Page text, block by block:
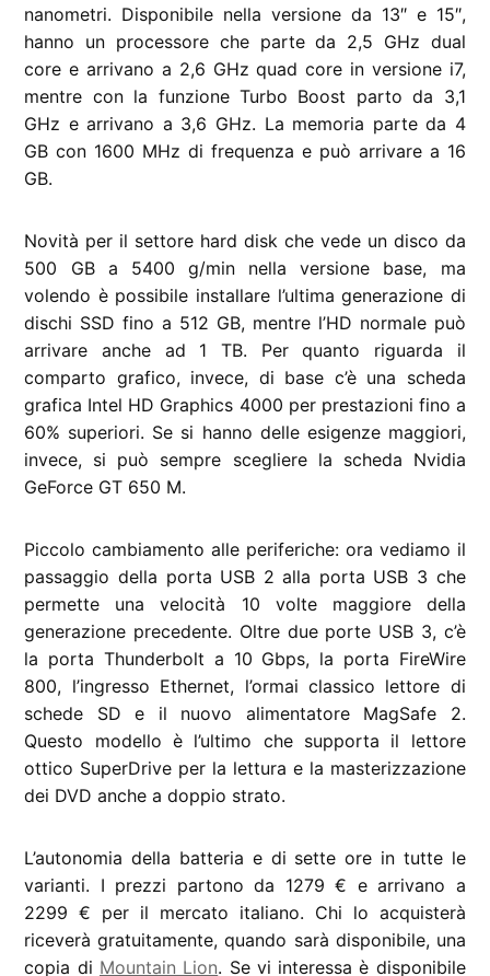
nanometri. Disponibile nella versione da 13″ e 15″,
hanno un processore che parte da 2,5 GHz dual
core e arrivano a 2,6 GHz quad core in versione i7,
mentre con la funzione Turbo Boost parto da 3,1
GHz e arrivano a 3,6 GHz. La memoria parte da 4
GB con 1600 MHz di frequenza e può arrivare a 16
GB.
Novità per il settore hard disk che vede un disco da
500 GB a 5400 g/min nella versione base, ma
volendo è possibile installare l’ultima generazione di
dischi SSD fino a 512 GB, mentre l’HD normale può
arrivare anche ad 1 TB. Per quanto riguarda il
comparto grafico, invece, di base c’è una scheda
grafica Intel HD Graphics 4000 per prestazioni fino a
60% superiori. Se si hanno delle esigenze maggiori,
invece, si può sempre scegliere la scheda Nvidia
GeForce GT 650 M.
Piccolo cambiamento alle periferiche: ora vediamo il
passaggio della porta USB 2 alla porta USB 3 che
permette una velocità 10 volte maggiore della
generazione precedente. Oltre due porte USB 3, c’è
la porta Thunderbolt a 10 Gbps, la porta FireWire
800, l’ingresso Ethernet, l’ormai classico lettore di
schede SD e il nuovo alimentatore MagSafe 2.
Questo modello è l’ultimo che supporta il lettore
ottico SuperDrive per la lettura e la masterizzazione
dei DVD anche a doppio strato.
L’autonomia della batteria e di sette ore in tutte le
varianti. I prezzi partono da 1279 € e arrivano a
2299 € per il mercato italiano. Chi lo acquisterà
riceverà gratuitamente, quando sarà disponibile, una
copia di Mountain Lion. Se vi interessa è disponibile